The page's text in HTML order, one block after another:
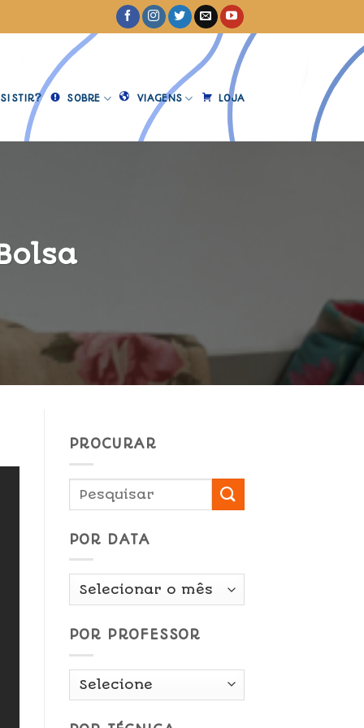
SOBRE VIAGENS LOJA
PROCURAR
POR DATA
Por
POR PROFESSOR